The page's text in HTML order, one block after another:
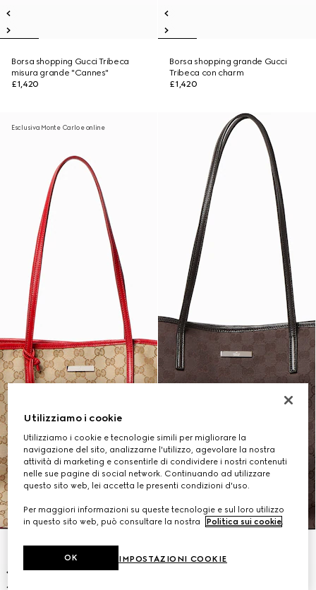
Borsa shopping Gucci Tribeca
misura grande "Cannes"
£1,420
Borsa shopping grande Gucci
Tribeca con charm
£1,420
Esclusiva Monte Carlo e online
Utilizziamo i cookie
Utilizziamo i cookie e tecnologie simili per migliorare la
navigazione del sito, analizzarne l'utilizzo, agevolare la nostra
attività di marketing e consentirle di condividere i nostri contenuti
nelle sue pagine di social network. Continuando ad utilizzare
questo sito web, lei accetta le presenti condizioni d'uso.
Per maggiori informazioni su queste tecnologie e sul loro utilizzo
in questo sito web, può consultare la nostra
Politica sui cookie.
IMPOSTAZIONI COOKIE
OK